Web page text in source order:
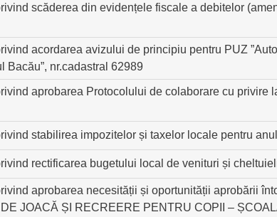
scăderea din evidențele fiscale a debitelor
acordarea avizului de principiu pentru PUZ
Bacău”, nr.cadastral 62989
aprobarea Protocolului de colaborare cu privire
stabilirea impozitelor și taxelor locale pentru
rectificarea bugetului local de venituri și
aprobarea necesității și oportunității aprobării
JOACĂ ȘI RECREERE PENTRU COPII –